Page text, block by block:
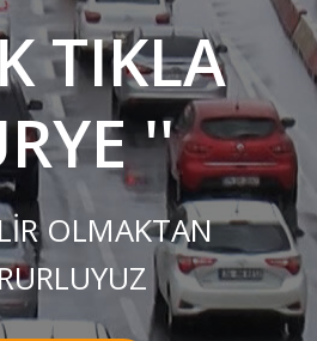
TIKLA
''
OLMAKTAN